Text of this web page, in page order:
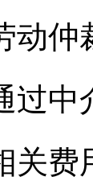
仲
过
关费